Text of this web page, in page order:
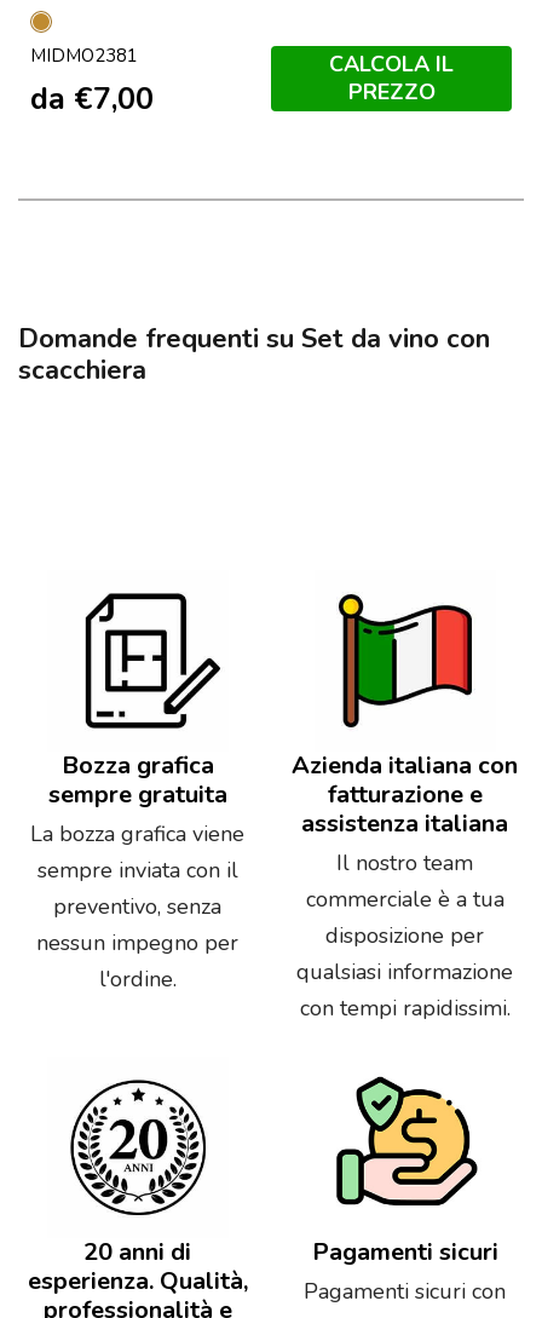
Legno
MIDMO2381
da €7,00
CALCOLA IL
PREZZO
Domande frequenti su Set da vino con
scacchiera
Bozza grafica
sempre gratuita
La bozza grafica viene
sempre inviata con il
preventivo, senza
nessun impegno per
l'ordine.
Azienda italiana con
fatturazione e
assistenza italiana
Il nostro team
commerciale è a tua
disposizione per
qualsiasi informazione
con tempi rapidissimi.
20 anni di
esperienza. Qualità,
professionalità e
Pagamenti sicuri
Pagamenti sicuri con